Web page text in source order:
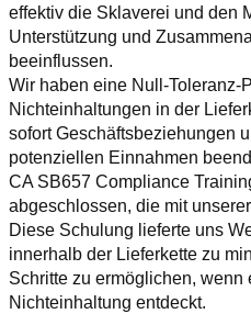
effektiv die Sklaverei und den
Unterstützung und
beeinflussen.
Wir haben eine Null-Toleranz-
Nichteinhaltungen in der
sofort Geschäftsbeziehungen
potenziellen Einnahmen
CA SB657 Compliance
abgeschlossen, die mit
Diese Schulung lieferte uns
innerhalb der Lieferkette zu
Schritte zu ermöglichen, wenn
Nichteinhaltung entdeckt.